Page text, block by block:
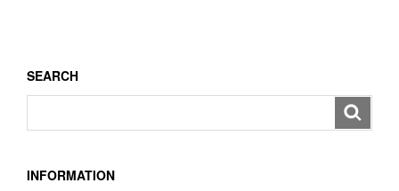
ン
SEARCH
INFORMATION